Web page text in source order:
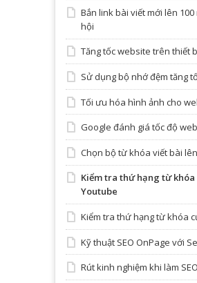
Bắn link bài viết mới lên 100
hội
Tăng tốc website trên thiết
Sử dụng bộ nhớ đệm tăng
Tối ưu hóa hình ảnh cho
Google đánh giá tốc độ
Chọn bộ từ khóa viết bài
Kiểm tra thứ hạng từ
Youtube
Kiểm tra thứ hạng từ khóa
Kỹ thuật SEO OnPage với
Rút kinh nghiệm khi làm